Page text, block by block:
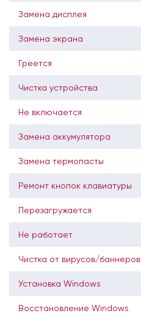
Замена дисплея
Замена экрана
Греется
Чистка устройства
Не включается
Замена аккумулятора
Замена термопасты
Ремонт кнопок клавиатуры
Перезагружается
Не работает
Чистка от вирусов/баннеров
Установка Windows
Восстановление Windows